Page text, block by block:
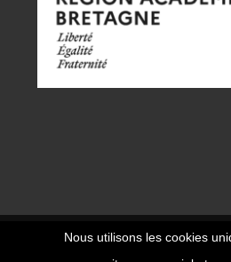
Nous utilisons les cookies